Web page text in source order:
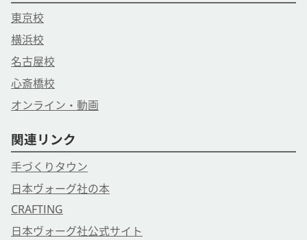
東京校
横浜校
名古屋校
心斎橋校
オンライン・動画
関連リンク
手づくりタウン
日本ヴォーグ社の本
CRAFTING
日本ヴォーグ社公式サイト